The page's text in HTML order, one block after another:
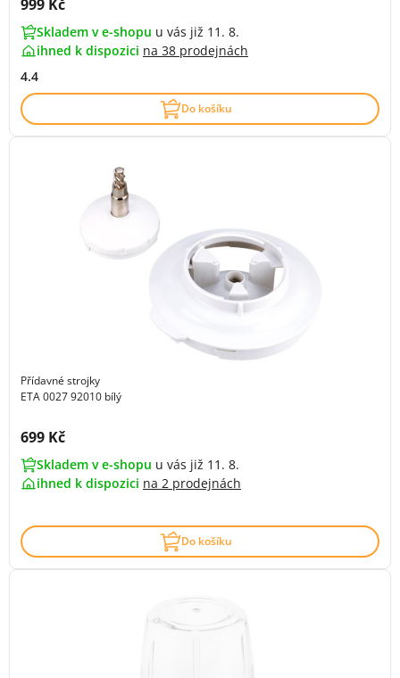
Cena s DPH:
999 Kč
Skladem v e-shopu u vás již 11. 8.
ihned k dispozici na 38 prodejnách
4.4
Do košíku
Přídavné strojky
ETA 0027 92010 bílý
Cena s DPH:
699 Kč
Skladem v e-shopu u vás již 11. 8.
ihned k dispozici na 2 prodejnách
Do košíku